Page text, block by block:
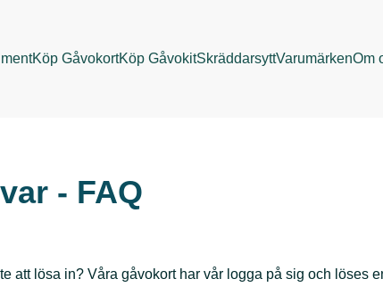
Köp GåvokortKöp GåvokitSkräddarsyttVarumärkenOm
- FAQ
att lösa in? Våra gåvokort har vår logga på sig och löses